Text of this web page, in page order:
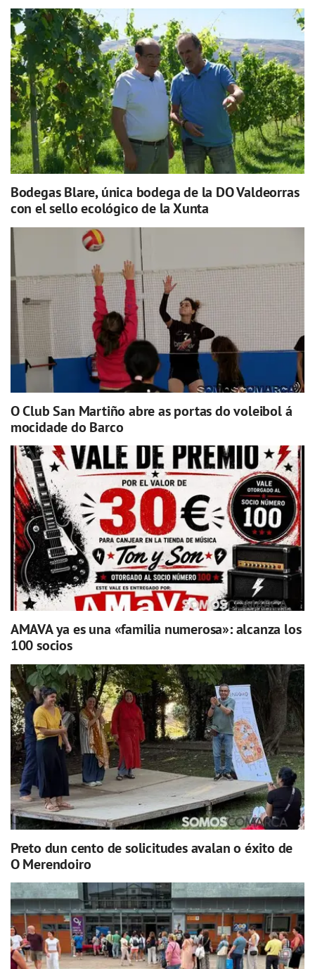
Bodegas Blare, única bodega de la DO Valdeorras
con el sello ecológico de la Xunta
O Club San Martiño abre as portas do voleibol á
mocidade do Barco
AMAVA ya es una «familia numerosa»: alcanza los
100 socios
Preto dun cento de solicitudes avalan o éxito de
O Merendoiro